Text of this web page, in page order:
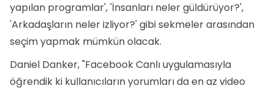
yapılan programlar', 'İnsanları neler güldürüyor?',
'Arkadaşların neler izliyor?' gibi sekmeler arasından
seçim yapmak mümkün olacak.
Daniel Danker, "Facebook Canlı uygulamasıyla
öğrendik ki kullanıcıların yorumları da en az video